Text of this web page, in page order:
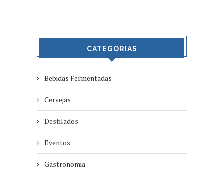
CATEGORIAS
Bebidas Fermentadas
Cervejas
Destilados
Eventos
Gastronomia